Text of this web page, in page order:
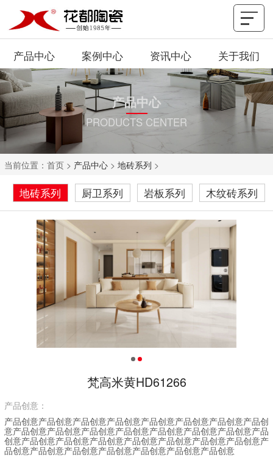
产品中心 案例中心 资讯中心 关于我们
产品中心
PRODUCTS CENTER
当前位置： 首页 > 产品中心 > 地砖系列 >
地砖系列 厨卫系列 岩板系列 木纹砖系列
梵高米黄HD61266
产品创意：
产品创意产品创意产品创意产品创意产品创意产品创意产品创意产品创
意产品创意产品创意产品创意产品创意产品创意产品创意产品创意产品
创意产品创意产品创意产品创意产品创意产品创意产品创意产品创意产
品创意产品创意产品创意产品创意产品创意产品创意产品创意